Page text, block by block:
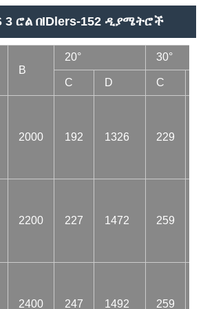
3 ሮል በIDlers-152 ዲያሜትሮች
B
20° 30°
C D C
2000 192 1326 229
2200 227 1472 259
2400 247 1492 259